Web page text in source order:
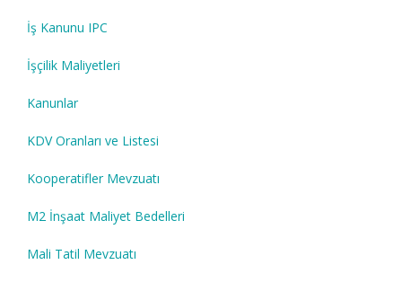
İş Kanunu IPC
İşçilik Maliyetleri
Kanunlar
KDV Oranları ve Listesi
Kooperatifler Mevzuatı
M2 İnşaat Maliyet Bedelleri
Mali Tatil Mevzuatı